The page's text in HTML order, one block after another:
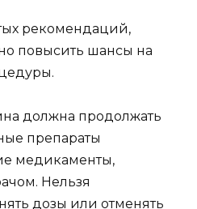
рекомендаций,
повысить шансы на
должна продолжать
препараты
медикаменты,
Нельзя
дозы или отменять